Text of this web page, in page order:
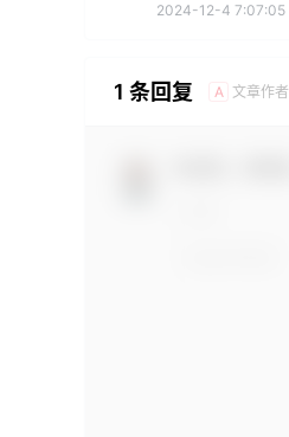
2024-12-4 7:07:05
1 条回复 A 文章作者